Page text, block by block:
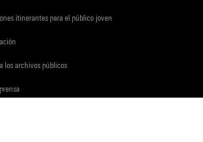
itinerantes para el público joven
los archivos públicos